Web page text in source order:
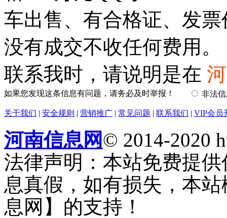
车出售、有合格证、发
没有成交不收任何费用。
联系我时，请说明是在
如果您发现这条信息有问题，请务必及时举报！ 非法
关于我们 | 安全规则 | 营销推广 | 常见问题 | 联系我们 | VIP会员
河南信息网© 2014-2020
法律声明：本站免费提
息真假，如有损失，本
息网】的支持！